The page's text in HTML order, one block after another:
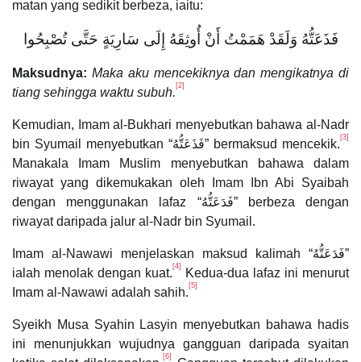
matan yang sedikit berbeza, iaitu:
فَذَعَتُّهُ وَلَقَدْ هَمَمْتُ أَنْ أُوثِقَهُ إِلَى سَارِيَةٍ حَتَّى تُصْبِحُوا
Maksudnya: Maka aku mencekiknya dan mengikatnya di
tiang sehingga waktu subuh. [2]
Kemudian, Imam al-Bukhari menyebutkan bahawa al-Nadr
bin Syumail menyebutkan “فَذَعَتُّهُ” bermaksud mencekik. [3]
Manakala Imam Muslim menyebutkan bahawa dalam
riwayat yang dikemukakan oleh Imam Ibn Abi Syaibah
dengan menggunakan lafaz “فَدَعَتُّهُ” berbeza dengan
riwayat daripada jalur al-Nadr bin Syumail.
Imam al-Nawawi menjelaskan maksud kalimah “فَدَعَتُّهُ”
ialah menolak dengan kuat. [4]
Kedua-dua lafaz ini menurut
Imam al-Nawawi adalah sahih. [5]
Syeikh Musa Syahin Lasyin menyebutkan bahawa hadis
ini menunjukkan wujudnya gangguan daripada syaitan
[6]